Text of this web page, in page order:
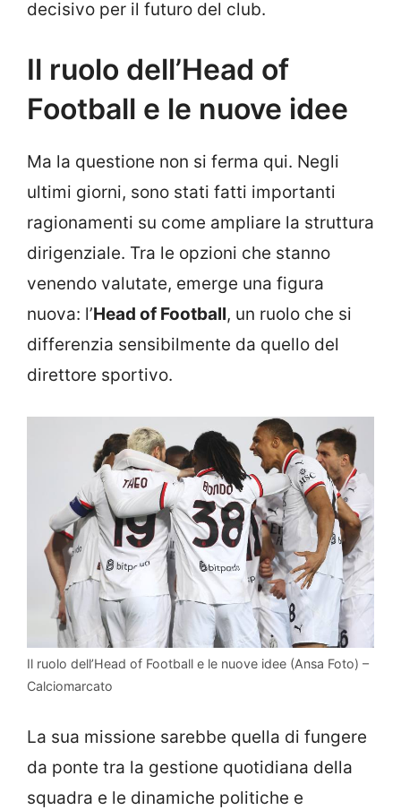
decisivo per il futuro del club.
Il ruolo dell’Head of
Football e le nuove idee
Ma la questione non si ferma qui. Negli
ultimi giorni, sono stati fatti importanti
ragionamenti su come ampliare la struttura
dirigenziale. Tra le opzioni che stanno
venendo valutate, emerge una figura
nuova: l’Head of Football, un ruolo che si
differenzia sensibilmente da quello del
direttore sportivo.
Il ruolo dell’Head of Football e le nuove idee (Ansa Foto) –
Calciomarcato
La sua missione sarebbe quella di fungere
da ponte tra la gestione quotidiana della
squadra e le dinamiche politiche e